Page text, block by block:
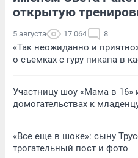
открытую
5 августа 17 064 8
«Так неожиданно и
о съемках с гуру пикапа в
Участницу шоу «Мама в 16»
домогательствах к
«Все еще в шоке»: сыну
трогательный пост и фото